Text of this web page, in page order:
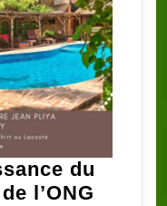
du
l’ONG